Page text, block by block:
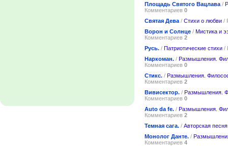
Площадь Святого Вацлава /
Комментариев 0
Святая Дева / Стихи о любви /
Ворон и Солнце / Мистика и
Комментариев 2
Русь. / Патриотические стихи /
Наркоман. / Размышления.
Комментариев 0
Стикс. / Размышления.
Комментариев 2
Вивисектор. / Размышления.
Комментариев 0
Auto da fe. / Размышления.
Комментариев 2
Темная сага. / Авторская песня
Монолог Данте. /
Комментариев 4